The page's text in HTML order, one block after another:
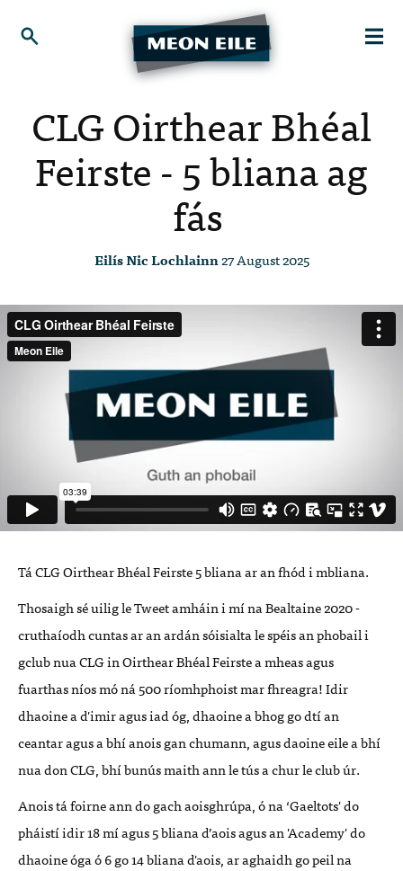
CLG Oirthear Bhéal
Feirste - 5 bliana ag
fás
Eilís Nic Lochlainn27 August 2025
Tá CLG Oirthear Bhéal Feirste 5 bliana ar an fhód i mbliana.
Thosaigh sé uilig le Tweet amháin i mí na Bealtaine 2020 -
cruthaíodh cuntas ar an ardán sóisialta le spéis an phobail i
gclub nua CLG in Oirthear Bhéal Feirste a mheas agus
fuarthas níos mó ná 500 ríomhphoist mar fhreagra! Idir
dhaoine a d'imir agus iad óg, dhaoine a bhog go dtí an
ceantar agus a bhí anois gan chumann, agus daoine eile a bhí
nua don CLG, bhí bunús maith ann le tús a chur le club úr.
Anois tá foirne ann do gach aoisghrúpa, ó na ‘Gaeltots' do
pháistí idir 18 mí agus 5 bliana d’aois agus an 'Academy' do
dhaoine óga ó 6 go 14 bliana d'aois, ar aghaidh go peil na